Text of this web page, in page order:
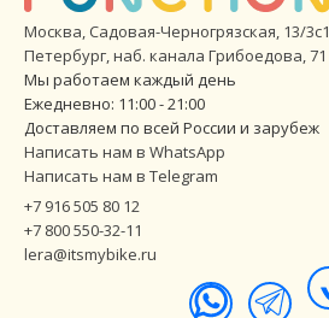
Москва, Садовая-Черногрязская, 13/3с1
Петербург,наб. канала Грибоедова, 71
Мы работаем каждый день
Ежедневно: 11:00 - 21:00
Доставляем по всей России и зарубеж
Написать нам в WhatsApp
Написать нам в Telegram
+7 916 505 80 12
+7 800 550-32-11
lera@itsmybike.ru